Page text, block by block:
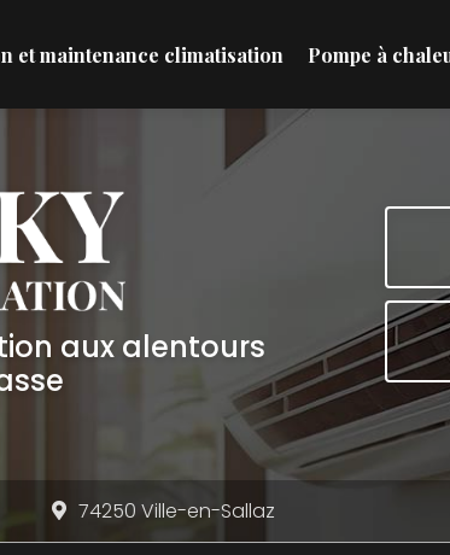
et maintenance climatisation Pompe à
aux alentours
74250 Ville-en-Sallaz